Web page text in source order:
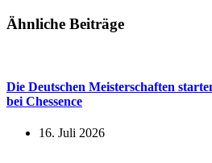
Ähnliche Beiträge
Die Deutschen Meisterschaften
bei Chessence
16. Juli 2026